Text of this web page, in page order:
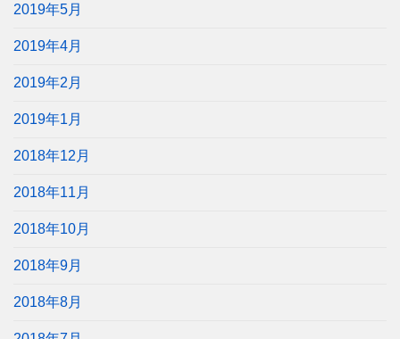
2019年5月
2019年4月
2019年2月
2019年1月
2018年12月
2018年11月
2018年10月
2018年9月
2018年8月